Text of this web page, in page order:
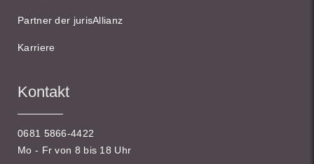
Partner der jurisAllianz
Karriere
Kontakt
0681 5866-4422
Mo - Fr von 8 bis 18 Uhr